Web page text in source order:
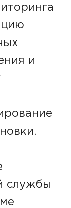
и
службы